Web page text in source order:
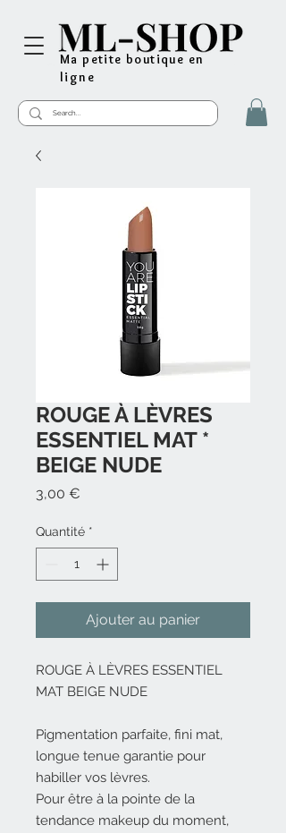
Ma petite boutique en
ligne
ROUGE À LÈVRES
ESSENTIEL MAT *
BEIGE NUDE
3,00 €
Quantité *
Ajouter au panier
ROUGE À LÈVRES ESSENTIEL
MAT BEIGE NUDE
Pigmentation parfaite, fini mat,
longue tenue garantie pour
habiller vos lèvres.
Pour être à la pointe de la
tendance makeup du moment,